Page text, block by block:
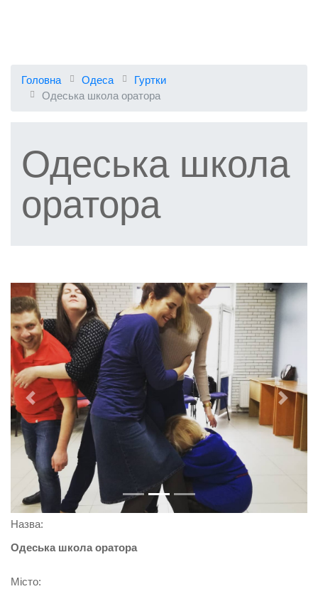
Головна Одеса
Гуртки
Одеська школа оратора
Одеська школа
оратора
Previous Next
Назва:
Одеська школа оратора
Місто: